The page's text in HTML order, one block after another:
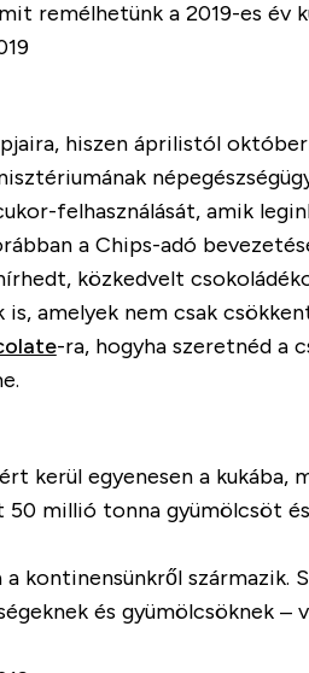
remélhetünk a 2019-es év
hiszen áprilistól
felhasználását, amik
a Chips-adó
közkedvelt
amelyek nem csak
-ra, hogyha szeretnéd a
kerül egyenesen a kukába,
millió tonna gyümölcsöt
kontinensünkről származik.
és gyümölcsöknek –